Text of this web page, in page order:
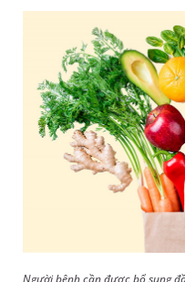
Người bệnh cần được bổ sung